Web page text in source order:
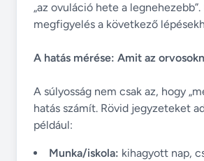
„az ovuláció hete a legnehezebb”.
megfigyelés a következő
A hatás mérése: Amit az
A súlyosság nem csak az, hogy
hatás számít. Rövid jegyzeteket
például:
Munka/iskola: kihagyott nap,